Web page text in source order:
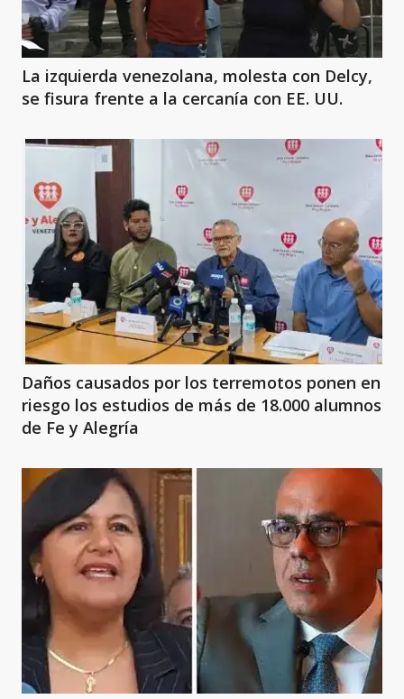
La izquierda venezolana, molesta con Delcy,
se fisura frente a la cercanía con EE. UU.
Daños causados por los terremotos ponen en
riesgo los estudios de más de 18.000 alumnos
de Fe y Alegría